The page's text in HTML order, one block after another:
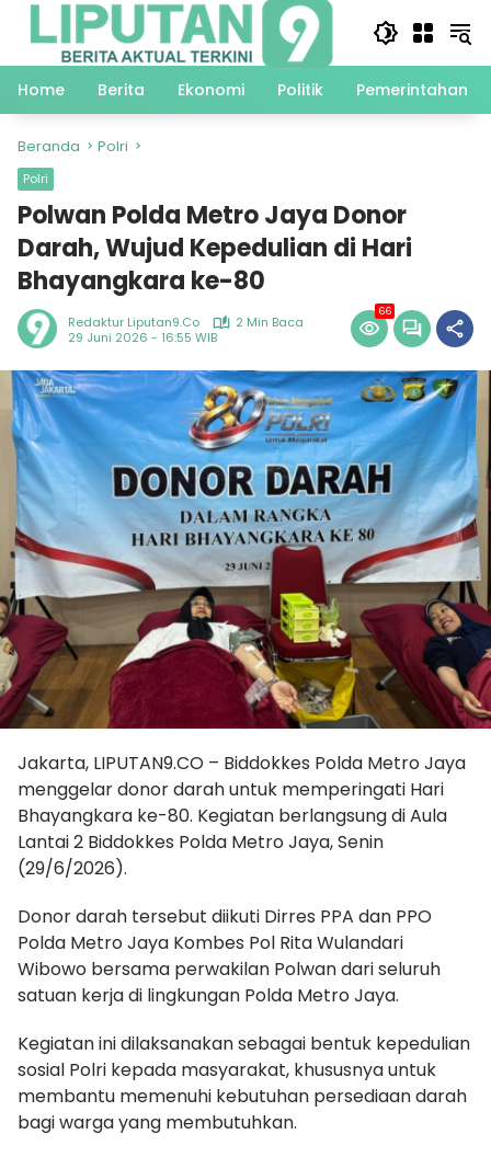
Langsung
Home
Berita Ekonomi Politik Pemerintahan
Beranda Polri
Polri
Polwan Polda Metro Jaya Donor
Darah, Wujud Kepedulian di Hari
Bhayangkara ke-80
Redaktur Liputan9.co
2 Min Baca
29 Juni 2026 - 16:55 WIB
66
Jakarta, LIPUTAN9.CO – Biddokkes Polda Metro Jaya
menggelar donor darah untuk memperingati Hari
Bhayangkara ke-80. Kegiatan berlangsung di Aula
Lantai 2 Biddokkes Polda Metro Jaya, Senin
(29/6/2026).
Donor darah tersebut diikuti Dirres PPA dan PPO
Polda Metro Jaya Kombes Pol Rita Wulandari
Wibowo bersama perwakilan Polwan dari seluruh
satuan kerja di lingkungan Polda Metro Jaya.
Kegiatan ini dilaksanakan sebagai bentuk kepedulian
sosial Polri kepada masyarakat, khususnya untuk
membantu memenuhi kebutuhan persediaan darah
bagi warga yang membutuhkan.